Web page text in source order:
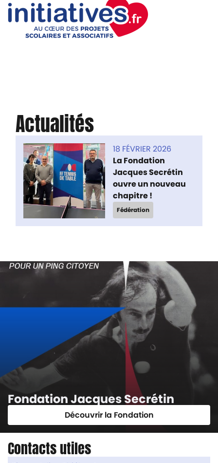
Actualités
18 FÉVRIER 2026
La Fondation
Jacques Secrétin
ouvre un nouveau
chapitre !
Fédération
Fondation Jacques Secrétin
Découvrir la Fondation
Contacts utiles